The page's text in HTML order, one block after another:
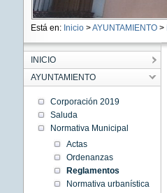
Está en: Inicio >AYUNTAMIENTO>
INICIO
AYUNTAMIENTO
Corporación 2019
Saluda
Normativa Municipal
Actas
Ordenanzas
Reglamentos
Normativa urbanística